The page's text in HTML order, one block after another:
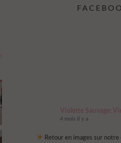
Violette Sauvage:
4 mois il y a
Retour en images sur